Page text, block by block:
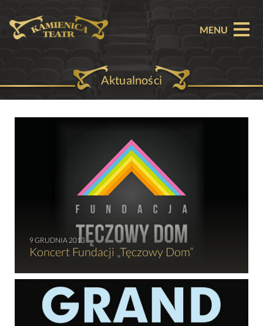
MENU
O TEATRZE
OFERTA KOMERCYJNA
KONTAKT
Aktualności
9 GRUDNIA 2013
Koncert Fundacji „Tęczowy Dom”